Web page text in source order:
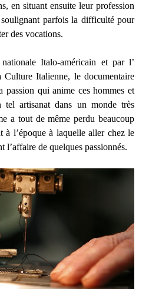
en situant ensuite leur profession
parfois la difficulté pour
des vocations.
Italo-américain et par l’
Italienne, le documentaire
passion qui anime ces hommes et
tel artisanat dans un monde très
a tout de même perdu beaucoup
à l’époque à laquelle aller chez le
l’affaire de quelques passionnés.